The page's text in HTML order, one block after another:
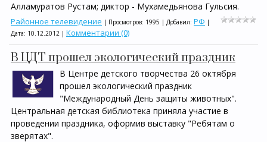
Алламуратов Рустам; диктор - Мухамедьянова Гульсия.
Районное телевидение | Просмотров: 1995 | Добавил: РФ |
Дата: 10.12.2012 | Комментарии (0)
В ЦДТ прошел экологический праздник
В Центре детского творчества 26 октября
прошел экологический праздник
"Международный День защиты животных".
Центральная детская библиотека приняла участие в
проведении праздника, оформив выставку "Ребятам о
зверятах".